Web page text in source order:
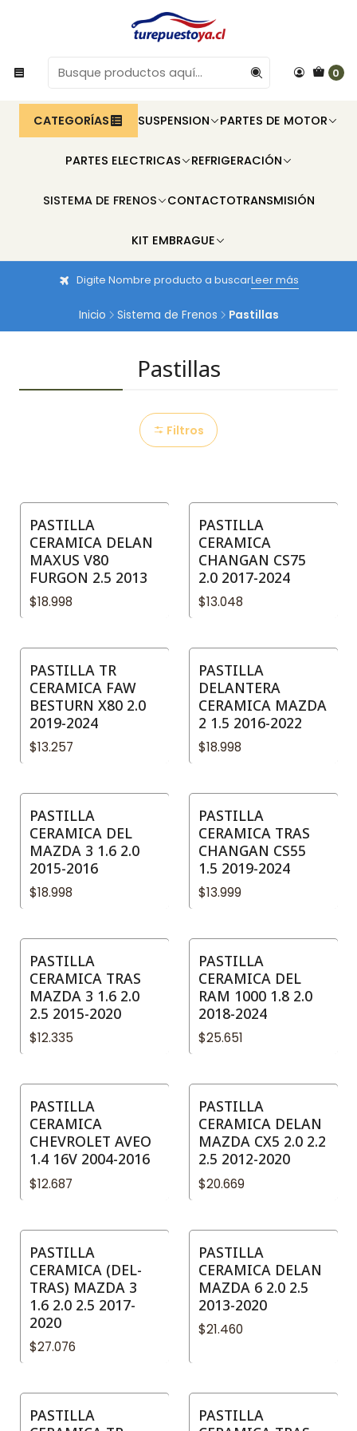
0
CATEGORÍAS SUSPENSION PARTES DE MOTOR
PARTES ELECTRICAS REFRIGERACIÓN
SISTEMA DE FRENOS CONTACTOTRANSMISIÓN
KIT EMBRAGUE
Digite Nombre producto a buscarLeer más
Inicio Sistema de Frenos Pastillas
Pastillas
Filtros
PASTILLA
CERAMICA DELAN
MAXUS V80
FURGON 2.5 2013
$18.998
PASTILLA
CERAMICA
CHANGAN CS75
2.0 2017-2024
$13.048
PASTILLA TR
CERAMICA FAW
BESTURN X80 2.0
2019-2024
$13.257
PASTILLA
DELANTERA
CERAMICA MAZDA
2 1.5 2016-2022
$18.998
PASTILLA
CERAMICA DEL
MAZDA 3 1.6 2.0
2015-2016
$18.998
PASTILLA
CERAMICA TRAS
CHANGAN CS55
1.5 2019-2024
$13.999
PASTILLA
CERAMICA TRAS
MAZDA 3 1.6 2.0
2.5 2015-2020
$12.335
PASTILLA
CERAMICA DEL
RAM 1000 1.8 2.0
2018-2024
$25.651
PASTILLA
CERAMICA
CHEVROLET AVEO
1.4 16V 2004-2016
$12.687
PASTILLA
CERAMICA DELAN
MAZDA CX5 2.0 2.2
2.5 2012-2020
$20.669
PASTILLA
CERAMICA (DEL-
TRAS) MAZDA 3
1.6 2.0 2.5 2017-
2020
$27.076
PASTILLA
CERAMICA DELAN
MAZDA 6 2.0 2.5
2013-2020
$21.460
PASTILLA
PASTILLA